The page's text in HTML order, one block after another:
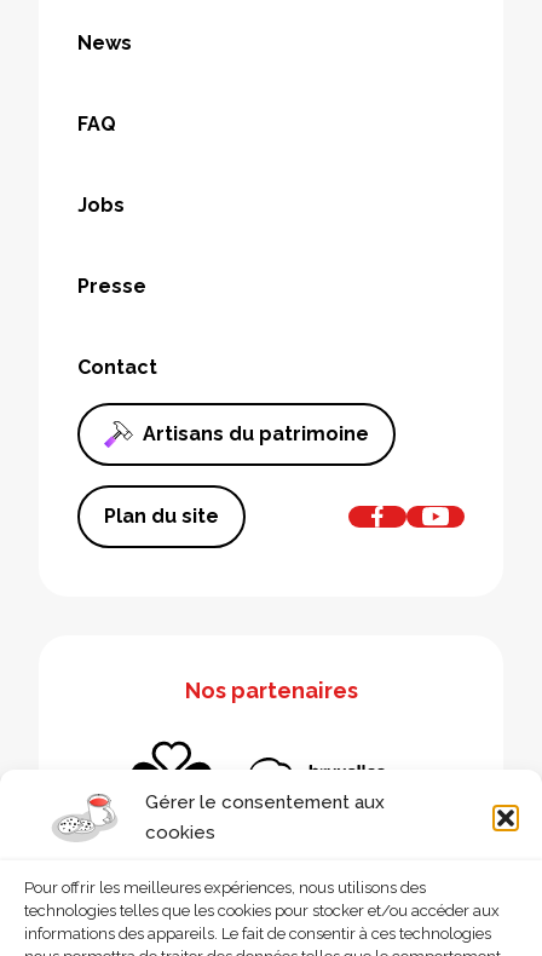
Gérer le consentement aux
cookies
Pour offrir les meilleures expériences, nous utilisons des
technologies telles que les cookies pour stocker et/ou accéder aux
informations des appareils. Le fait de consentir à ces technologies
News
FAQ
Jobs
Presse
Contact
Artisans du patrimoine
Plan du site
Nos partenaires